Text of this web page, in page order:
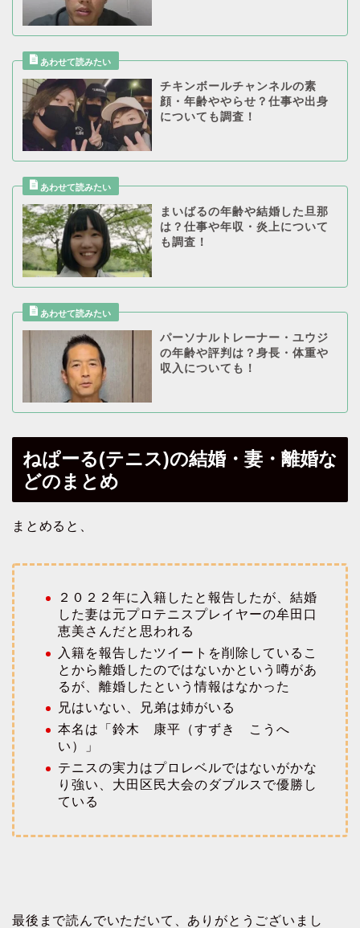
チキンボールチャンネルの素
顔・年齢ややらせ？仕事や出身
についても調査！
まいばるの年齢や結婚した旦那
は？仕事や年収・炎上について
も調査！
パーソナルトレーナー・ユウジ
の年齢や評判は？身長・体重や
収入についても！
ねぱーる(テニス)の結婚・妻・離婚な
どのまとめ
まとめると、
２０２２年に入籍したと報告したが、結婚
した妻は元プロテニスプレイヤーの牟田口
恵美さんだと思われる
入籍を報告したツイートを削除しているこ
とから離婚したのではないかという噂があ
るが、離婚したという情報はなかった
兄はいない、兄弟は姉がいる
本名は「鈴木 康平（すずき こうへ
い）」
テニスの実力はプロレベルではないがかな
り強い、大田区民大会のダブルスで優勝し
ている
最後まで読んでいただいて、ありがとうございまし